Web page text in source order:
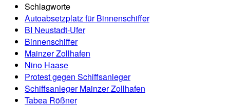
Schlagworte
Autoabsetzplatz für Binnenschiffer
BI Neustadt-Ufer
Binnenschiffer
Mainzer Zollhafen
Nino Haase
Protest gegen Schiffsanleger
Schiffsanleger Mainzer Zollhafen
Tabea Rößner